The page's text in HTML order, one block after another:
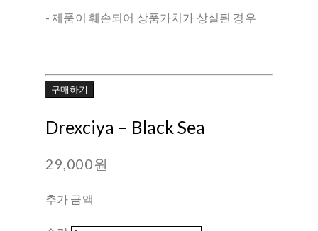
- 제품이 훼손되어 상품가치가 상실된 경우
구매하기
Drexciya – Black Sea
29,000원
추가 금액